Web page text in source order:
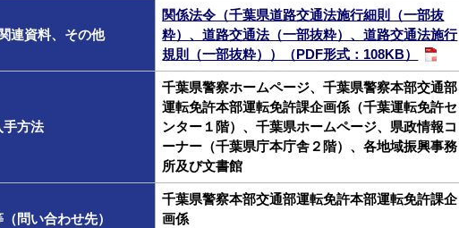
関連資料、その他
関係法令（千葉県道路交通法施行細則（一部抜
粋）、道路交通法（一部抜粋）、道路交通法施行
規則（一部抜粋））（PDF形式：108KB）
手方法
千葉県警察ホームページ、千葉県警察本部交通部
運転免許本部運転免許課企画係（千葉運転免許セ
ンター１階）、千葉県ホームページ、県政情報コ
ーナー（千葉県庁本庁舎２階）、各地域振興事務
所及び文書館
問い合わせ先）
千葉県警察本部交通部運転免許本部運転免許課企
画係